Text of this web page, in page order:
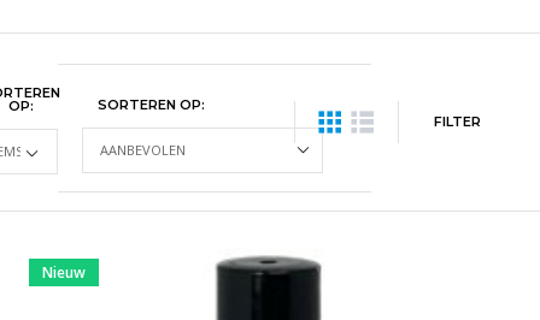
OP:
SORTEREN OP:
FILTER
Nieuw